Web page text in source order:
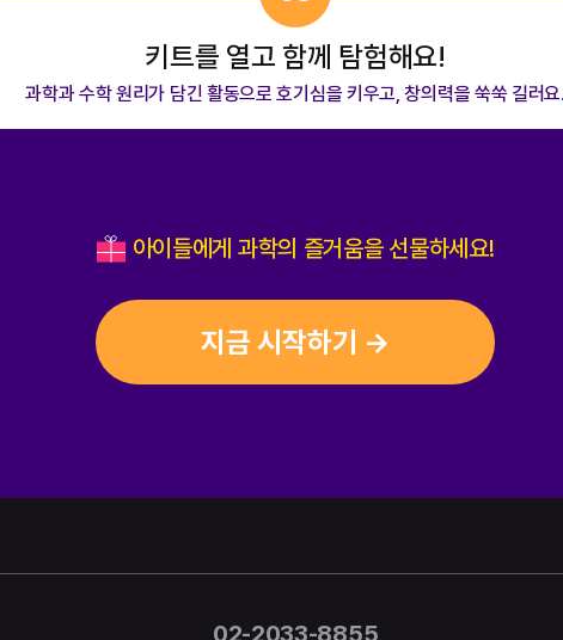
키트를 열고 함께 탐험해요!
과학과 수학 원리가 담긴 활동으로 호기심을 키우고, 창의력을 쑥쑥 길러
아이들에게 과학의 즐거움을 선물하세요!
지금 시작하기 →
02-2033-8855